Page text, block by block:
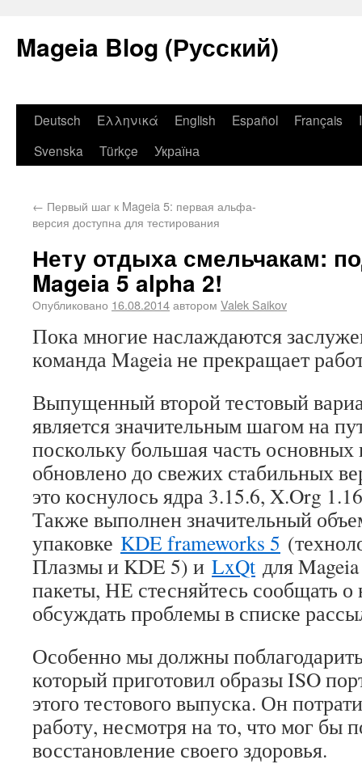
Mageia Blog (Русский)
Deutsch Ελληνικά English Español Français
Svenska
Türkçe Україна
← Первый шаг к Mageia 5: первая альфа-
версия доступна для тестирования
Нету отдыха смельчакам:
Mageia 5 alpha 2!
Опубликовано 16.08.2014автором Valek Saikov
Пока многие наслаждаются
команда Mageia не прекращает
Выпущенный второй тестовый
является значительным шагом на
поскольку большая часть основных
обновлено до свежих стабильных
это коснулось ядра 3.15.6, X.Org
Также выполнен значительный
упаковке KDE frameworks 5
Плазмы и KDE 5) и LxQt для
пакеты, НЕ стесняйтесь сообщать о
обсуждать проблемы в списке
Особенно мы должны
который приготовил образы ISO
этого тестового выпуска. Он
работу, несмотря на то, что мог бы
восстановление своего здоровья.